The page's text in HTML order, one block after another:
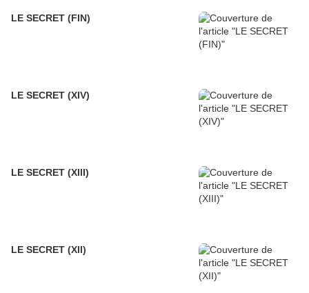
LE SECRET (FIN)
LE SECRET (XIV)
LE SECRET (XIII)
LE SECRET (XII)